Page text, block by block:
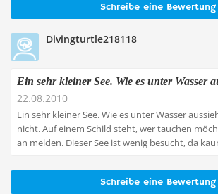
Schreibe eine Bewertung
Divingturtle218118
Ein sehr kleiner See. Wie es unter Wasser
22.08.2010
Ein sehr kleiner See. Wie es unter Wasser
nicht. Auf einem Schild steht, wer tauchen
an melden. Dieser See ist wenig besucht, da
Schreibe eine Bewertung